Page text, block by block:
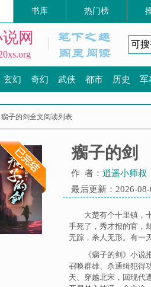
书库 热门榜
网
玄幻 奇幻 武侠 都市 历史 军
瘸子的剑全文阅读列表
瘸子的剑
作 者： 逍遥小师叔
最后更新：2026-
大楚有个十里镇，
手死了，秀才报的官，
无踪，杀人无形。有一
《瘸子的剑》小说
召唤群雄、 杀通缉犯得
天、 穿越北宋，回现代